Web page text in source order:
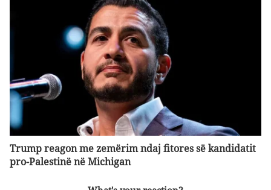
Trump reagon me zemërim ndaj fitores së kandidatit
pro-Palestinë në Michigan